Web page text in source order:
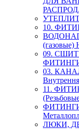
10.
09.
03.
11.
ЛЮКИ,